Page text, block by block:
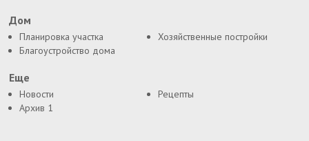
Дом
Планировка участка
Хозяйственные постройки
Благоустройство дома
Еще
Новости
Рецепты
Архив 1